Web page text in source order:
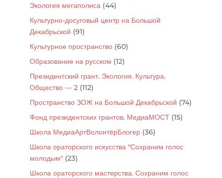
Экология мегаполиса(44)
Культурно-досуговый центр на Большой
Декабрьской (91)
Культурное пространство(60)
Образование на русском (12)
Президентский грант. Экология. Культура.
Общество — 2(112)
Пространство ЗОЖ на Большой Декабрьской (74)
Фонд президентских грантов. МедиаМОСТ(15)
Школа МедиаАртВолонтёрБлогер(36)
Школа ораторского искусства "Сохраним голос
молодым"(23)
Школа ораторского мастерства. Сохраним голос